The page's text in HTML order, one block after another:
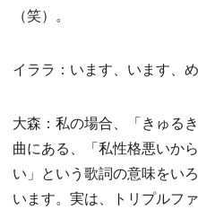
（笑）。
イララ：います、います、
大森：私の場合、「きゅる
曲にある、「私性格悪いか
い」という歌詞の意味をい
います。実は、トリプルフ